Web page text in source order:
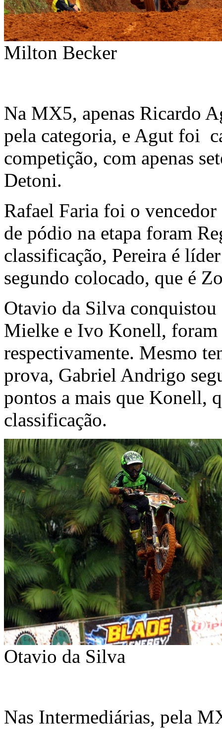
Milton Becker
Na MX5, apenas Ricardo
pela categoria, e Agut foi
competição, com apenas
Detoni.
Rafael Faria foi o
de pódio na etapa foram
classificação, Pereira é
segundo colocado, que é
Otavio da Silva
Mielke e Ivo Konell, foram
respectivamente. Mesmo
prova, Gabriel Andrigo
pontos a mais que Konell,
classificação.
Otavio da Silva
Nas Intermediárias, pela